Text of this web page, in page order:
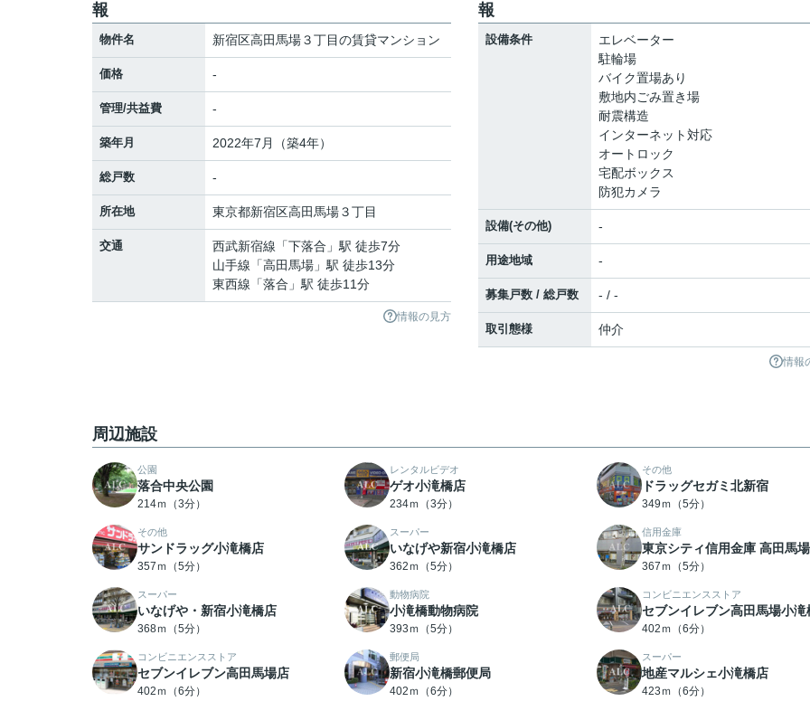
報
物件名 新宿区高田馬場３丁目の賃貸マンション
価格 -
管理/共益費 -
築年月 2022年7月（築4年）
総戸数 -
所在地 東京都新宿区高田馬場３丁目
交通 西武新宿線 「下落合 」駅 徒歩7分
山手線 「高田馬場 」駅 徒歩13分
東西線 「落合 」駅 徒歩11分
情報の見方
報
設備条件
エレベーター
駐輪場
バイク置場あり
敷地内ごみ置き場
耐震構造
インターネット対応
オートロック
宅配ボックス
防犯カメラ
設備(その他) -
用途地域 -
募集戸数 / 総戸数 - / -
取引態様 仲介
情報
周辺施設
公園
落合中央公園
214ｍ（3分）
レンタルビデオ
ゲオ小滝橋店
234ｍ（3分）
その他
ドラッグセガミ北新宿
349ｍ（5分）
その他
サンドラッグ小滝橋店
357ｍ（5分）
スーパー
いなげや新宿小滝橋店
362ｍ（5分）
信用金庫
東京シティ信用金庫 高田馬
367ｍ（5分）
スーパー
いなげや・新宿小滝橋店
368ｍ（5分）
動物病院
小滝橋動物病院
393ｍ（5分）
コンビニエンスストア
セブンイレブン高田馬場小滝
402ｍ（6分）
コンビニエンスストア
セブンイレブン高田馬場店
402ｍ（6分）
郵便局
新宿小滝橋郵便局
402ｍ（6分）
スーパー
地産マルシェ小滝橋店
423ｍ（6分）